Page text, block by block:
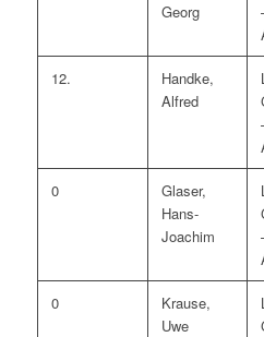
Georg
12.
Handke,
Alfred
0
Glaser,
Hans-
Joachim
0
Krause,
Uwe